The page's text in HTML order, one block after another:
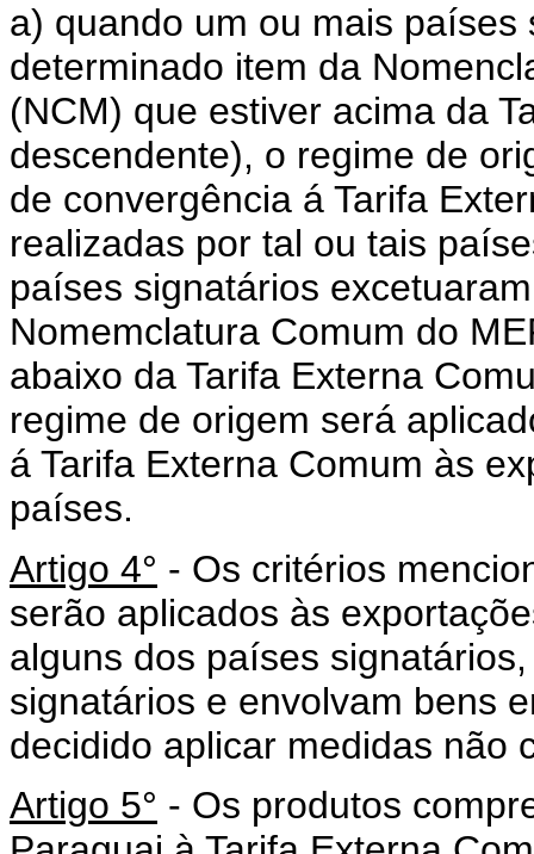
a) quando um ou mais
determinado item da
(NCM) que estiver acima da
descendente), o regime de
de convergência á Tarifa
realizadas por tal ou tais
países signatários
Nomemclatura Comum do
abaixo da Tarifa Externa
regime de origem será
á Tarifa Externa Comum às
países.
Artigo 4° - Os critérios
serão aplicados às
alguns dos países
signatários e envolvam bens
decidido aplicar medidas não
Artigo 5° - Os produtos